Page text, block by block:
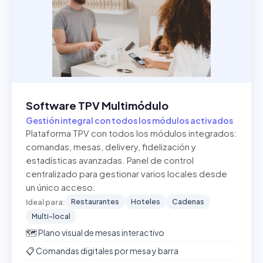
Software TPV Multimódulo
Gestión integral con todos los módulos activados
Plataforma TPV con todos los módulos integrados:
comandas, mesas, delivery, fidelización y
estadísticas avanzadas. Panel de control
centralizado para gestionar varios locales desde
un único acceso.
Ideal para: Restaurantes Hoteles
Cadenas
Multi-local
🗺️ Plano visual de mesas interactivo
📋 Comandas digitales por mesa y barra